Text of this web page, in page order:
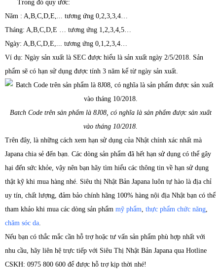
Trong đó quy ước:
Năm : A,B,C,D,E,... tương ứng 0,2,3,3,4…
Tháng: A,B,C,D,E … tương ứng 1,2,3,4,5…
Ngày: A,B,C,D,E,... tương ứng 0,1,2,3,4…
Ví dụ: Ngày sản xuất là SEC được hiểu là sản xuất ngày 2/5/2018. Sản
phẩm sẽ có hạn sử dụng được tính 3 năm kể từ ngày sản xuất.
Batch Code trên sản phẩm là 8J08, có nghĩa là sản phẩm được sản xuất
vào tháng 10/2018.
Trên đây, là những cách xem hạn sử dụng của Nhật chính xác nhất mà
Japana chia sẻ đến bạn. Các dòng sản phẩm đã hết hạn sử dụng có thể gây
hại đến sức khỏe, vậy nên bạn hãy tìm hiểu các thông tin về hạn sử dụng
thật kỹ khi mua hàng nhé. Siêu thị Nhật Bản Japana luôn tự hào là địa chỉ
uy tín, chất lượng, đảm bảo chính hãng 100% hàng nội địa Nhật bạn có thể
tham khảo khi mua các dòng sản phẩm mỹ phẩm, thực phẩm chức năng,
chăm sóc da.
Nếu bạn có thắc mắc cần hỗ trợ hoặc tư vấn sản phẩm phù hợp nhất với
nhu cầu, hãy liên hệ trực tiếp với Siêu Thị Nhật Bản Japana qua Hotline
CSKH: 0975 800 600 để được hỗ trợ kịp thời nhé!